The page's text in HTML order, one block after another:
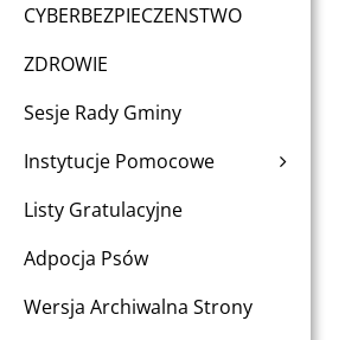
CYBERBEZPIECZENSTWO
ZDROWIE
Sesje Rady Gminy
Instytucje Pomocowe
Listy Gratulacyjne
Adpocja Psów
Wersja Archiwalna Strony